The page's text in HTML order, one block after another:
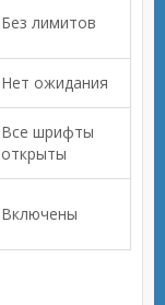
Без лимитов
Нет ожидания
Все шрифты
открыты
Включены